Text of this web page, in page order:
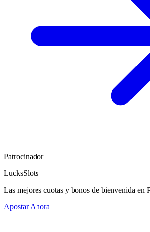
Patrocinador
LucksSlots
Las mejores cuotas y bonos de bienvenida en
Apostar Ahora